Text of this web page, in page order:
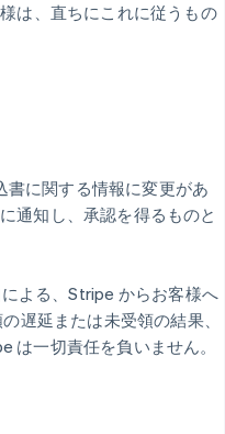
は、直ちにこれに従うもの
に関する情報に変更があ
通知し、承認を得るものと
よる、Stripe からお客様へ
遅延または未受領の結果、
は一切責任を負いません。